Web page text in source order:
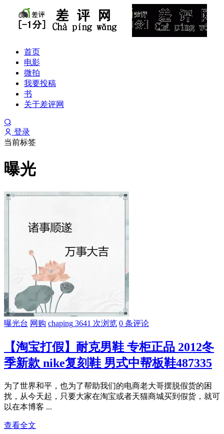
首页
电影
微拍
我要投稿
书
关于差评网
登录
当前标签
曝光
曝光台 网购 chaping 3641 次浏览 0 条评论
【淘宝打假】耐克男鞋 专柜正品 2012冬
季新款 nike复刻鞋 男式中帮板鞋487335
为了世界和平，也为了帮助我们的电商老大哥摆脱假货的困
扰，从今天起，只要大家在淘宝或者天猫商城买到假货，就可
以在本博客 ...
查看全文